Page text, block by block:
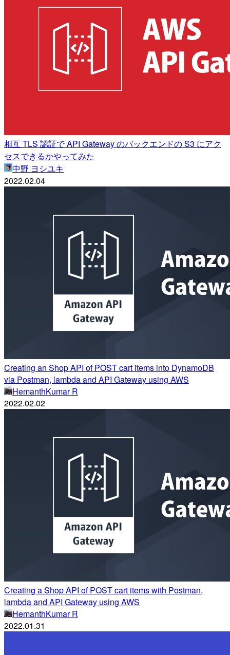
相互 TLS 認証で API Gateway のバックエンドの S3 にアク
セスできるかやってみた
中野 ヨシユキ
2022.02.04
Creating an Shop API of POST cart items into DynamoDB
via Postman, lambda and API Gateway using AWS
HemanthKumar R
2022.02.02
Creating a Shop API of POST cart items with Postman,
lambda and API Gateway using AWS
HemanthKumar R
2022.01.31